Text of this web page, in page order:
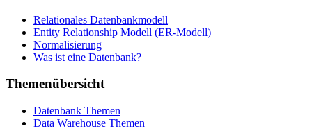
Relationales Datenbankmodell
Entity Relationship Modell (ER-Modell)
Normalisierung
Was ist eine Datenbank?
Themenübersicht
Datenbank Themen
Data Warehouse Themen